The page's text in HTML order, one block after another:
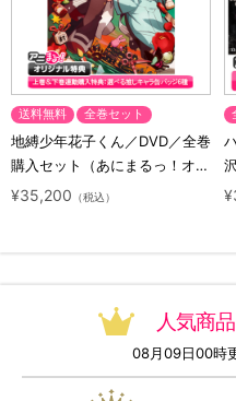
送料無料 全巻セット
地縛少年花子くん／DVD／全巻
購入セット（あにまるっ！オリ
ジナル特典付き・送料無料）
¥35,200 （税込）
人気商品
08月09日00時